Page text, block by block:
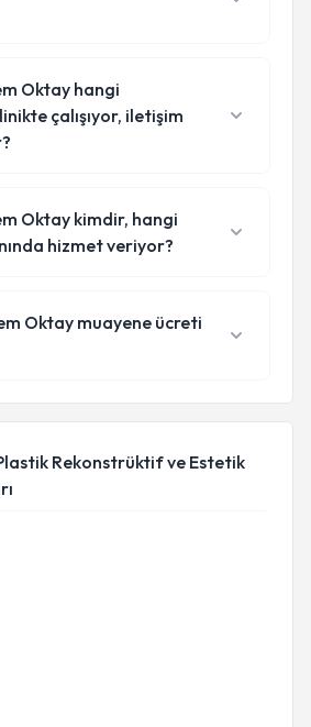
Oktay hangi
çalışıyor, iletişim
Oktay kimdir, hangi
hizmet veriyor?
Oktay muayene ücreti
Rekonstrüktif ve Estetik